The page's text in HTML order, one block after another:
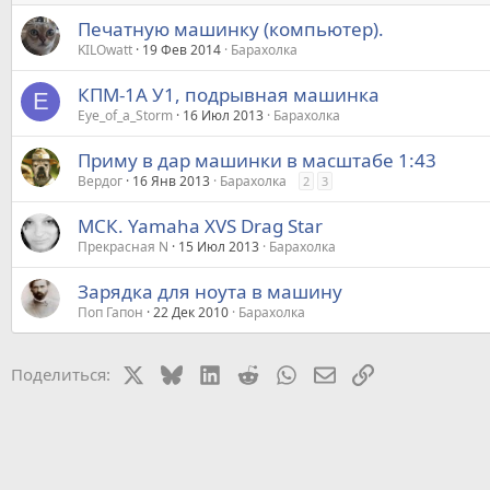
Печатную машинку (компьютер).
KILOwatt 19 Фев 2014 Барахолка
E КПМ-1А У1, подрывная машинка
Eye_of_a_Storm 16 Июл 2013 Барахолка
Приму в дар машинки в масштабе 1:43
Вердог 16 Янв 2013 Барахолка 2 3
МСК. Yamaha XVS Drag Star
Прекрасная N 15 Июл 2013 Барахолка
Зарядка для ноута в машину
Поп Гапон 22 Дек 2010 Барахолка
Поделиться: BlueskyLinkedIn
Reddit WhatsApp
Электронная почта
Ссылка